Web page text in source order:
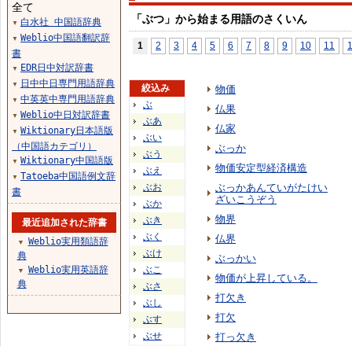
「ぶつ」から始まる用語のさくいん
1 2 3 4 5 6 7 8 9 10 11
絞込み
ぶ
ぶあ
ぶい
ぶう
ぶえ
ぶお
ぶか
ぶき
ぶく
ぶけ
ぶこ
ぶさ
ぶし
ぶす
ぶせ
物価
仏果
仏家
ぶっか
物価安定型経済構造
ぶっかあんていがたけい
ざいこうぞう
物界
仏界
ぶっかい
物価が上昇している。
打欠き
打欠
打っ欠き
全て
▼ 白水社 中国語辞典
▼ Weblio中国語翻訳辞
書
▼ EDR日中対訳辞書
▼ 日中中日専門用語辞典
▼ 中英英中専門用語辞典
▼ Weblio中日対訳辞書
▼ Wiktionary日本語版
（中国語カテゴリ）
▼ Wiktionary中国語版
▼ Tatoeba中国語例文辞
書
最近追加された辞書
▼
Weblio実用類語辞
典
▼
Weblio実用英語辞
典